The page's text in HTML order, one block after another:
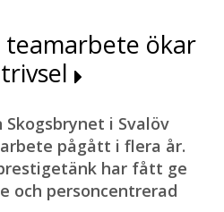
teamarbete ökar
i Svalöv
pågått i flera år.
har fått ge
och personcentrerad